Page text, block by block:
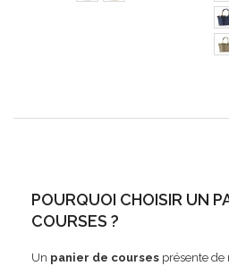
POURQUOI CHOISIR UN
COURSES ?
Un panier de courses présente de